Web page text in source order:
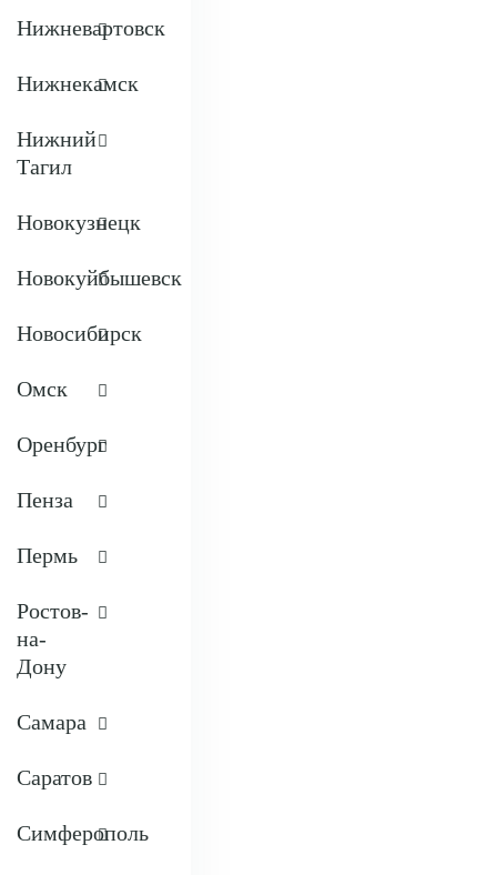
Нижневартовск
Нижнекамск
Нижний
Тагил
Новокузнецк
Новокуйбышевск
Новосибирск
Омск
Оренбург
Пенза
Пермь
Ростов-
на-
Дону
Самара
Саратов
Симферополь